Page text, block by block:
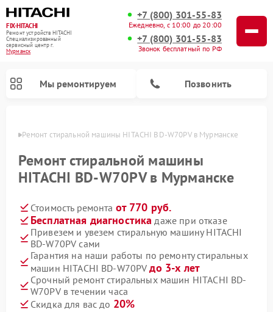
FIX-HITACHI
Ремонт устройств HITACHI
Специализированный
cервисный центр г.
Мурманск
+7 (800) 301-55-83
Ежедневно, с 10:00 до 20:00
+7 (800) 301-55-83
Звонок бесплатный по РФ
Мы ремонтируем Позвонить
Ремонт стиральной машины HITACHI BD-W70PV в Мурманске
Ремонт стиральной машины
HITACHI BD-W70PV в Мурманске
Стоимость ремонта от 770 руб.
Бесплатная диагностика даже при отказе
Привезем и увезем стиральную машину HITACHI
BD-W70PV сами
Гарантия на наши работы по ремонту стиральных
машин HITACHI BD-W70PVдо 3-х лет
Срочный ремонт стиральных машин HITACHI BD-
W70PV в течении часа
Скидка для вас до 20%